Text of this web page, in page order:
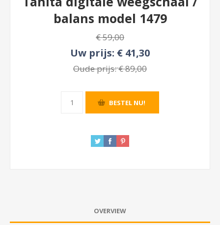
balans model 1479
€ 59,00
Uw prijs: € 41,30
Oude prijs:€ 89,00
OVERVIEW